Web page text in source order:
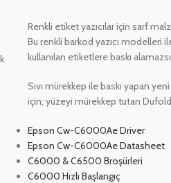
Renkli etiket yazıcılar için sarf
Bu renkli barkod yazıcı modelleri
kullanılan etiketlere baskı
Sıvı mürekkep ile baskı yapan
için; yüzeyi mürekkep tutan Dufold
Epson Cw-C6000Ae Driver
Epson Cw-C6000Ae Datasheet
C6000 & C6500 Broşürleri
C6000 Hızlı Başlangıç